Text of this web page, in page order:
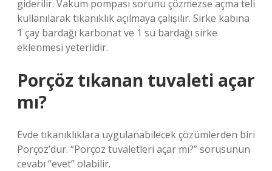
giderilir. Vakum pompası sorunu çözmezse açma teli
kullanılarak tıkanıklık açılmaya çalışılır. Sirke kabına
1 çay bardağı karbonat ve 1 su bardağı sirke
eklenmesi yeterlidir.
Porçöz tıkanan tuvaleti açar
mı?
Evde tıkanıklıklara uygulanabilecek çözümlerden biri
Porçoz’dur. “Porçoz tuvaletleri açar mı?” sorusunun
cevabı “evet” olabilir.